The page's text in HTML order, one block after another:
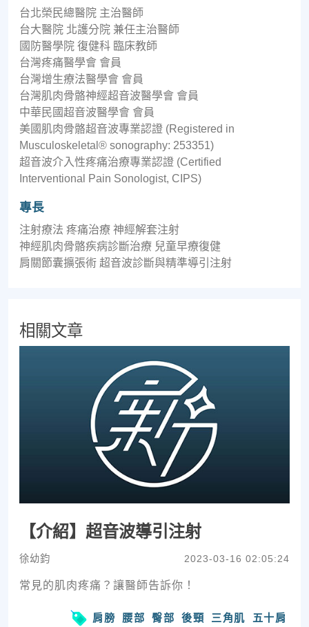
台北榮⺠總醫院 主治醫師
台⼤醫院 北護分院 兼任主治醫師
國防醫學院 復健科 臨床教師
台灣疼痛醫學會 會員
台灣增⽣療法醫學會 會員
台灣肌⾁⾻骼神經超⾳波醫學會 會員
中華⺠國超⾳波醫學會 會員
美國肌⾁⾻骼超⾳波專業認證 (Registered in
Musculoskeletal® sonography: 253351)
超音波介入性疼痛治療專業認證 (Certified
Interventional Pain Sonologist, CIPS)
專長
注射療法 疼痛治療 神經解套注射
神經肌⾁⾻骼疾病診斷治療 兒童早療復健
肩關節囊擴張術 超⾳波診斷與精準導引注射
相關文章
【介紹】超音波導引注射
徐幼鈞 2023-03-16 02:05:24
常見的肌肉疼痛？讓醫師告訴你！
肩膀 腰部 臀部 後頸 三角肌 五十肩